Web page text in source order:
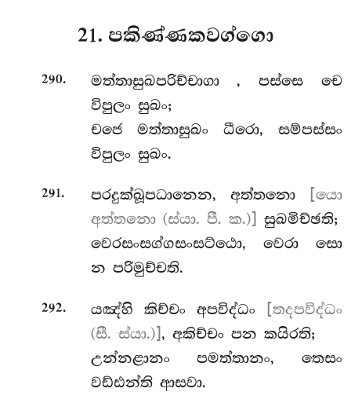
21. පකිණ්ණකවග්ගො
290. මත්තාසුඛපරිච්චාගා, පස්සෙ චෙ
විපුලං සුඛං;
චජෙ මත්තාසුඛං ධීරො, සම්පස්සං
විපුලං සුඛං.
291. පරදුක්ඛූපධානෙන, අත්තනො
[යො
අත්තනො (ස්යා. පී. ක.)]
සුඛමිච්ඡති;
වෙරසංසග්ගසංසට්ඨො, වෙරා සො
න පරිමුච්චති.
292. යඤ්හි කිච්චං අපවිද්ධං
[තදපවිද්ධං
(සී. ස්යා.)], අකිච්චං පන කයිරති;
උන්නළානං පමත්තානං, තෙසං
වඩ්ඪන්ති ආසවා.